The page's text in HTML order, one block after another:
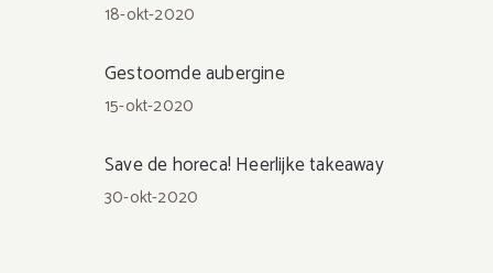
18-okt-2020
Gestoomde aubergine
15-okt-2020
Save de horeca! Heerlijke takeaway
30-okt-2020